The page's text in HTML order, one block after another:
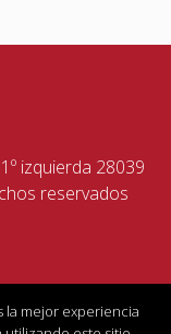
izquierda 28039
reservados
la mejor experiencia